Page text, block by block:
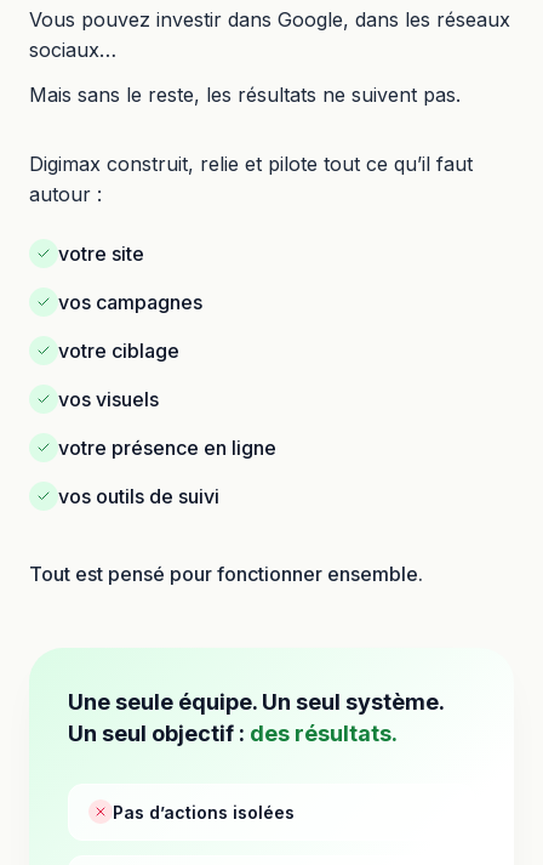
Vous pouvez investir dans Google, dans les réseaux
sociaux…
Mais sans le reste, les résultats ne suivent pas.
Digimax construit, relie et pilote tout ce qu’il faut
autour :
votre site
vos campagnes
votre ciblage
vos visuels
votre présence en ligne
vos outils de suivi
Tout est pensé pour fonctionner ensemble.
Une seule équipe. Un seul système.
Un seul objectif : des résultats.
Pas d’actions isolées